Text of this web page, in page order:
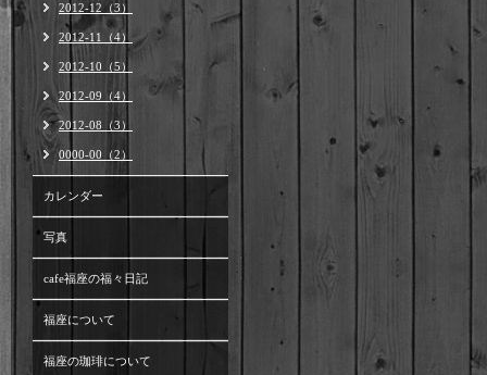
2012-12（3）
2012-11（4）
2012-10（5）
2012-09（4）
2012-08（3）
0000-00（2）
カレンダー
写真
cafe福座の福々日記
福座について
福座の珈琲について